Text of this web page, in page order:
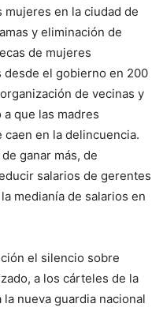
en la ciudad de
y eliminación de
de mujeres
desde el gobierno en 200
de vecinas y
que las madres
en la delincuencia.
ganar más, de
salarios de gerentes
medianía de salarios en
el silencio sobre
a los cárteles de la
nueva guardia nacional